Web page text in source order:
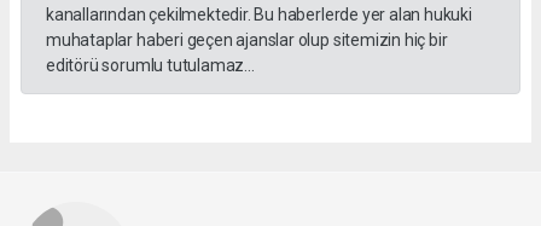
kanallarından çekilmektedir. Bu haberlerde yer alan hukuki
muhataplar haberi geçen ajanslar olup sitemizin hiç bir
editörü sorumlu tutulamaz...